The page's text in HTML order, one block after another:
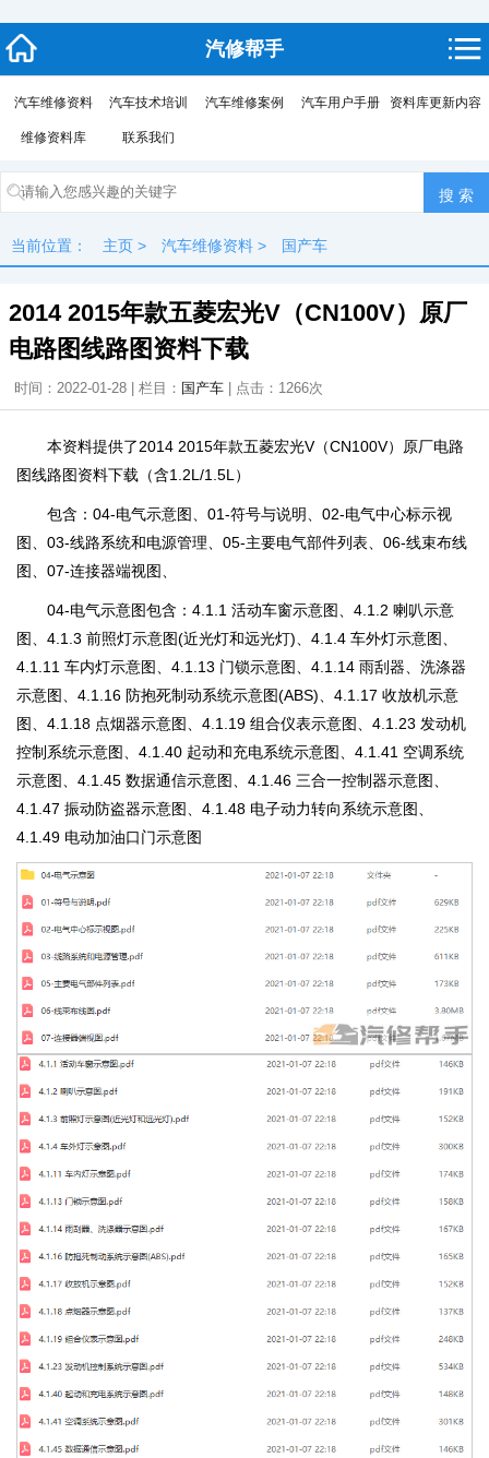
汽修帮手
汽车维修资料 汽车技术培训 汽车维修案例 汽车用户手册 资料库更新内容
维修资料库 联系我们
当前位置： 主页 > 汽车维修资料 > 国产车
2014 2015年款五菱宏光V（CN100V）原厂
电路图线路图资料下载
时间：2022-01-28 | 栏目： 国产车 | 点击： 1266次
本资料提供了2014 2015年款五菱宏光V（CN100V）原厂电路
图线路图资料下载（含1.2L/1.5L）
包含：04-电气示意图、01-符号与说明、02-电气中心标示视
图、03-线路系统和电源管理、05-主要电气部件列表、06-线束布线
图、07-连接器端视图、
04-电气示意图包含：4.1.1 活动车窗示意图、4.1.2 喇叭示意
图、4.1.3 前照灯示意图(近光灯和远光灯)、4.1.4 车外灯示意图、
4.1.11 车内灯示意图、4.1.13 门锁示意图、4.1.14 雨刮器、洗涤器
示意图、4.1.16 防抱死制动系统示意图(ABS)、4.1.17 收放机示意
图、4.1.18 点烟器示意图、4.1.19 组合仪表示意图、4.1.23 发动机
控制系统示意图、4.1.40 起动和充电系统示意图、4.1.41 空调系统
示意图、4.1.45 数据通信示意图、4.1.46 三合一控制器示意图、
4.1.47 振动防盗器示意图、4.1.48 电子动力转向系统示意图、
4.1.49 电动加油口门示意图